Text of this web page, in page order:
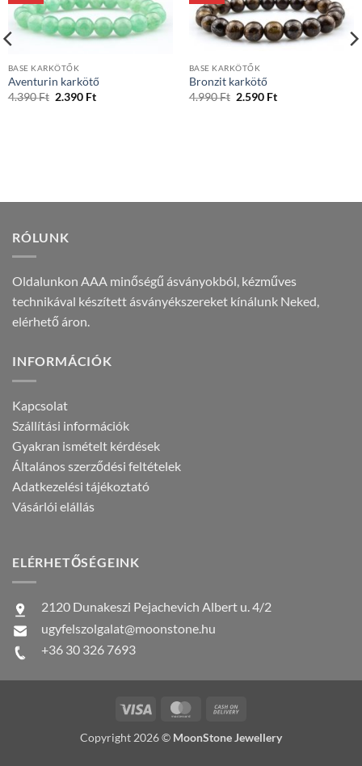
BASE KARKÖTŐK
Aventurin karkötő
4.390Ft Original
2.390 FtCurrent
BASE KARKÖTŐK
Bronzit karkötő
4.990Ft Original
2.590 FtCurrent
RÓLUNK
Oldalunkon AAA minőségű ásványokból, kézműves
technikával készített ásványékszereket kínálunk Neked,
elérhető áron.
INFORMÁCIÓK
Kapcsolat
Szállítási információk
Gyakran ismételt kérdések
Általános szerződési feltételek
Adatkezelési tájékoztató
Vásárlói elállás
ELÉRHETŐSÉGEINK
2120 Dunakeszi Pejachevich Albert u. 4/2
ugyfelszolgalat@moonstone.hu
+36 30 326 7693
Visa MasterCard
Delivery
Copyright 2026 © MoonStone Jewellery